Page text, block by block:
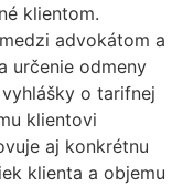
klientom.
advokátom a
určenie odmeny
o tarifnej
klientovi
aj konkrétnu
klienta a objemu